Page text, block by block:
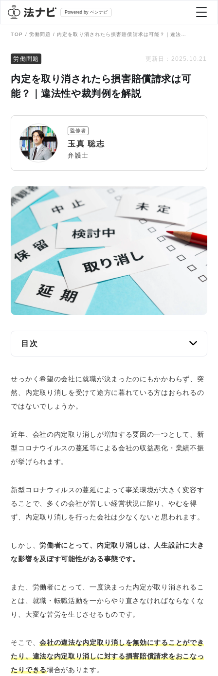
Powered by ベンナビ
全て
刑事事件
債務整理
離婚問題
交通事故
遺産相続
労働問題
債権回収
企業法務
弁護士を探す
AI Search Premium
掲載をご検討の弁護士の方へ
TOP 労働問題
労働問題 更新日： 2025.10.21
内定を取り消されたら損害賠償請求は可
能？｜違法性や裁判例を解説
監修者
玉真 聡志
弁護士
目次
内定取り消しが認められるケース
内定者側の経歴詐称
内定者が入社条件を満たさなかった場合
できなくなった場合
会社側が整理解雇をおこなう場合
頼するメリット
適切な金額での請求が可能
士に相談
せっかく希望の会社に就職が決まったのにもかかわらず、突
然、内定取り消しを受けて途方に暮れている方はおられるの
ではないでしょうか。
近年、会社の内定取り消しが増加する要因の一つとして、新
型コロナウイルスの蔓延等による会社の収益悪化・業績不振
が挙げられます。
新型コロナウィルスの蔓延によって事業環境が大きく変容す
ることで、多くの会社が苦しい経営状況に陥り、やむを得
ず、内定取り消しを行った会社は少なくないと思われます。
しかし、労働者にとって、内定取り消しは、人生設計に大き
な影響を及ぼす可能性がある事態です。
また、労働者にとって、一度決まった内定が取り消されるこ
とは、就職・転職活動を一からやり直さなければならなくな
り、大変な苦労を生じさせるものです。
そこで、会社の違法な内定取り消しを無効にすることができ
たり、違法な内定取り消しに対する損害賠償請求をおこなっ
たりできる場合があります。